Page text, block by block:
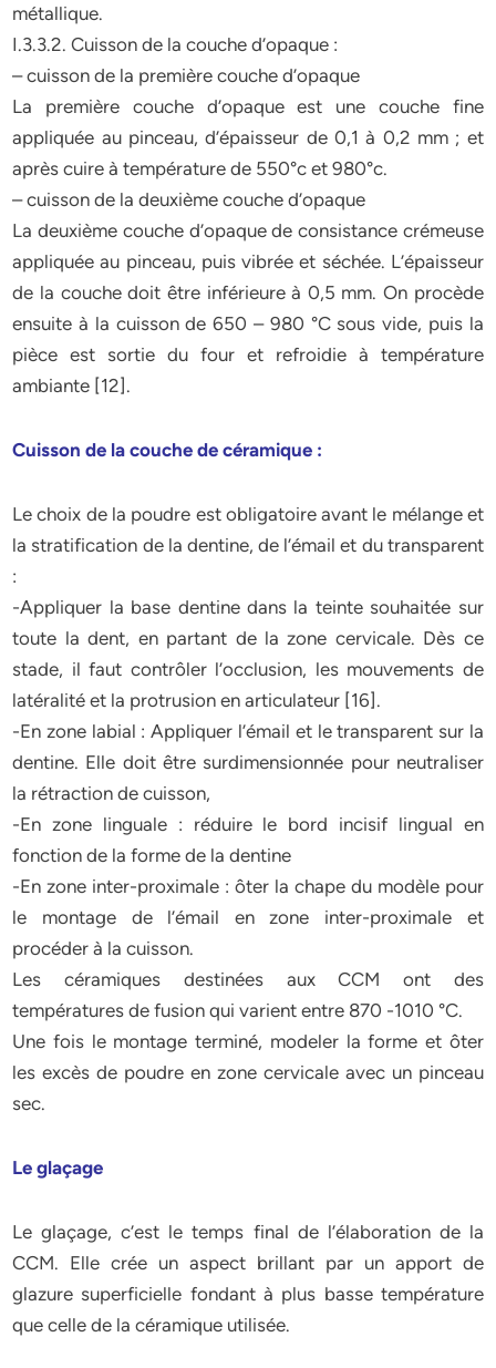
métallique.
I.3.3.2. Cuisson de la couche d’opaque :
– cuisson de la première couche d’opaque
La première couche d’opaque est une couche fine
appliquée au pinceau, d’épaisseur de 0,1 à 0,2 mm ; et
après cuire à température de 550°c et 980°c.
– cuisson de la deuxième couche d’opaque
La deuxième couche d’opaque de consistance crémeuse
appliquée au pinceau, puis vibrée et séchée. L’épaisseur
de la couche doit être inférieure à 0,5 mm. On procède
ensuite à la cuisson de 650 – 980 °C sous vide, puis la
pièce est sortie du four et refroidie à température
ambiante [12].
Cuisson de la couche de céramique :
Le choix de la poudre est obligatoire avant le mélange et
la stratification de la dentine, de l’émail et du transparent
:
-Appliquer la base dentine dans la teinte souhaitée sur
toute la dent, en partant de la zone cervicale. Dès ce
stade, il faut contrôler l’occlusion, les mouvements de
latéralité et la protrusion en articulateur [16].
-En zone labial : Appliquer l’émail et le transparent sur la
dentine. Elle doit être surdimensionnée pour neutraliser
la rétraction de cuisson,
-En zone linguale : réduire le bord incisif lingual en
fonction de la forme de la dentine
-En zone inter-proximale : ôter la chape du modèle pour
le montage de l’émail en zone inter-proximale et
procéder à la cuisson.
Les céramiques destinées aux CCM ont des
températures de fusion qui varient entre 870 -1010 °C.
Une fois le montage terminé, modeler la forme et ôter
les excès de poudre en zone cervicale avec un pinceau
sec.
Le glaçage
Le glaçage, c’est le temps final de l’élaboration de la
CCM. Elle crée un aspect brillant par un apport de
glazure superficielle fondant à plus basse température
que celle de la céramique utilisée.